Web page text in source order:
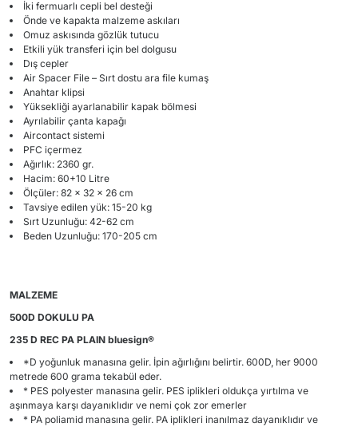
İki fermuarlı cepli bel desteği
Önde ve kapakta malzeme askıları
Omuz askısında gözlük tutucu
Etkili yük transferi için bel dolgusu
Dış cepler
Air Spacer File – Sırt dostu ara file kumaş
Anahtar klipsi
Yüksekliği ayarlanabilir kapak bölmesi
Ayrılabilir çanta kapağı
Aircontact sistemi
PFC içermez
Ağırlık: 2360 gr.
Hacim: 60+10 Litre
Ölçüler: 82 x 32 x 26 cm
Tavsiye edilen yük: 15-20 kg
Sırt Uzunluğu: 42-62 cm
Beden Uzunluğu: 170-205 cm
MALZEME
500D DOKULU PA
235 D REC PA PLAIN bluesign®
*D yoğunluk manasına gelir. İpin ağırlığını belirtir. 600D, her 9000
metrede 600 grama tekabül eder.
* PES polyester manasına gelir. PES iplikleri oldukça yırtılma ve
aşınmaya karşı dayanıklıdır ve nemi çok zor emerler
* PA poliamid manasına gelir. PA iplikleri inanılmaz dayanıklıdır ve